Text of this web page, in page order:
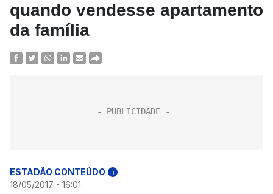
quando vendesse apartamento
da família
ESTADÃO CONTEÚDO i
18/05/2017 - 16:01